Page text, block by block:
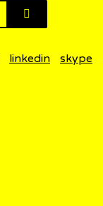
linkedin skype